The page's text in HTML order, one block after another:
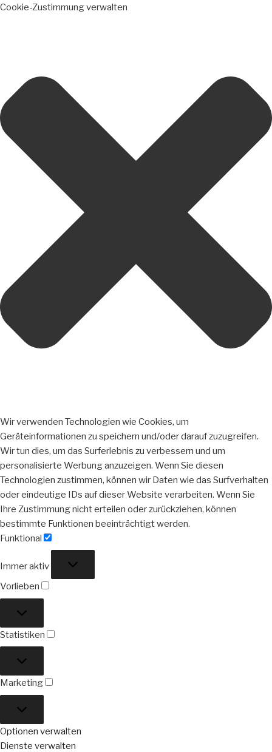
Cookie-Zustimmung verwalten
Wir verwenden Technologien wie Cookies, um
Geräteinformationen zu speichern und/oder darauf zuzugreifen.
Wir tun dies, um das Surferlebnis zu verbessern und um
personalisierte Werbung anzuzeigen. Wenn Sie diesen
Technologien zustimmen, können wir Daten wie das Surfverhalten
oder eindeutige IDs auf dieser Website verarbeiten. Wenn Sie
Ihre Zustimmung nicht erteilen oder zurückziehen, können
bestimmte Funktionen beeinträchtigt werden.
Funktional
Immer aktiv
Vorlieben
Statistiken
Marketing
Optionen verwalten
Dienste verwalten